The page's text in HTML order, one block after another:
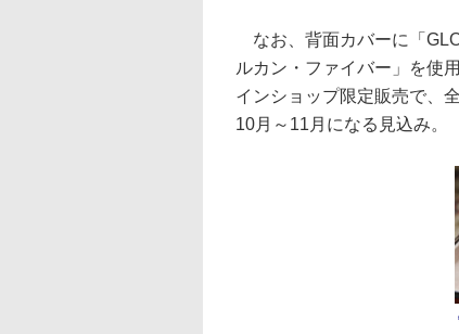
なお、背面カバーに「
ルカン・ファイバー」を使
インショップ限定販売で、
10月～11月になる見込み。